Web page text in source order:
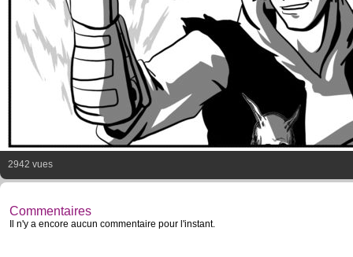
2942 vues
Commentaires
Il n'y a encore aucun commentaire pour l'instant.